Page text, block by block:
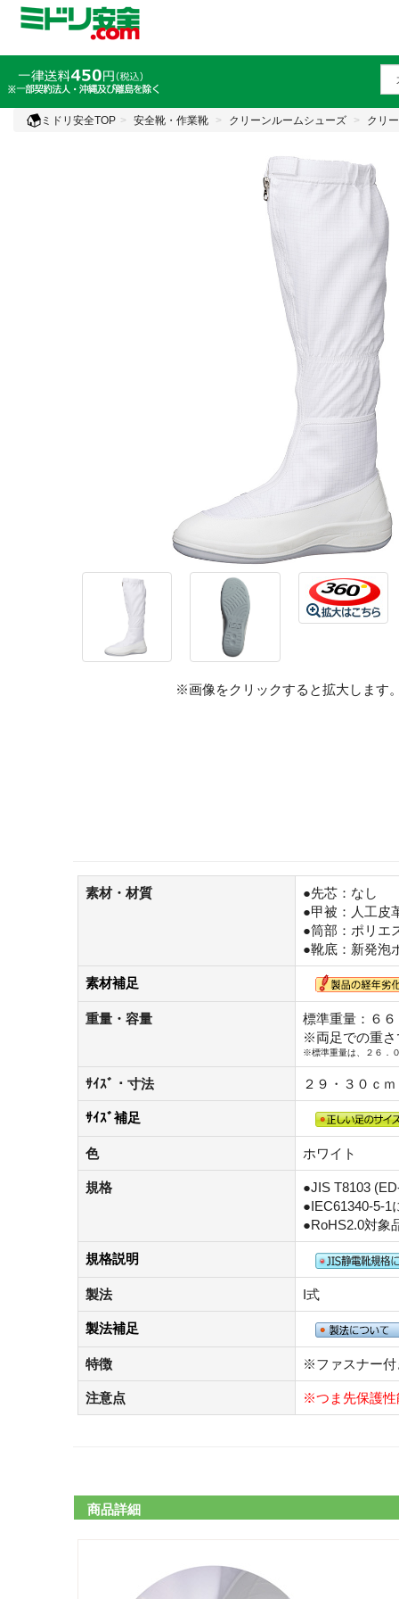
ミドリ安全TOP 安全靴・作業靴 クリーンルームシューズ クリ
※画像をクリックすると拡大します
素材・材質
●先芯：なし
●甲被：人工皮
●筒部：ポリエ
●靴底：新発泡
素材補足
重量・容量
標準重量：６
※両足での重さ
※標準重量は、２６．
ｻｲｽﾞ・寸法 ２９・３０ｃ
ｻｲｽﾞ補足
色 ホワイト
規格
●JIS T8103
●IEC61340-5-1
●RoHS2.0対象
規格説明
製法 I式
製法補足
特徴 ※ファスナー付
注意点 ※つま先保護性
商品詳細